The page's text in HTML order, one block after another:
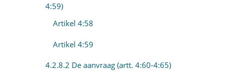
4:59)
Artikel 4:58
Artikel 4:59
4.2.8.2 De aanvraag (artt. 4:60-4:65)